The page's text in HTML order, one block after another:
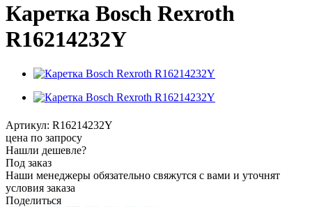
Каретка Bosch Rexroth
R16214232Y
Артикул: R16214232Y
цена по запросу
Нашли дешевле?
Под заказ
Наши менеджеры обязательно свяжутся с вами и уточнят
условия заказа
Поделиться